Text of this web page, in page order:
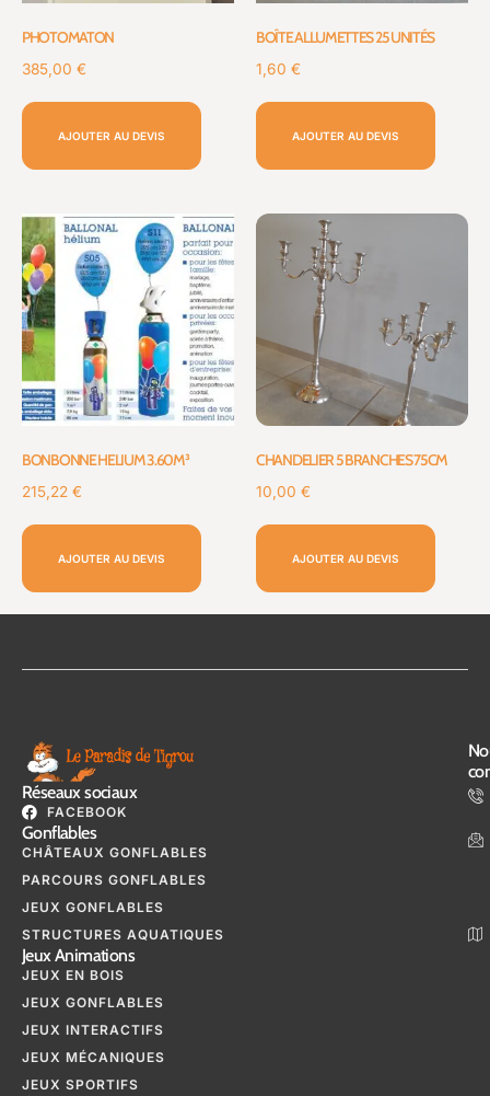
PHOTOMATON
385,00 €
AJOUTER AU DEVIS
BOÎTE ALLUMETTES 25 UNITÉS
1,60 €
AJOUTER AU DEVIS
BONBONNE HELIUM 3.60M³
215,22 €
AJOUTER AU DEVIS
CHANDELIER 5 BRANCHES 75CM
10,00 €
AJOUTER AU DEVIS
Réseaux sociaux
FACEBOOK
Gonflables
CHÂTEAUX GONFLABLES
PARCOURS GONFLABLES
JEUX GONFLABLES
STRUCTURES AQUATIQUES
Jeux Animations
JEUX EN BOIS
JEUX GONFLABLES
JEUX INTERACTIFS
JEUX MÉCANIQUES
JEUX SPORTIFS